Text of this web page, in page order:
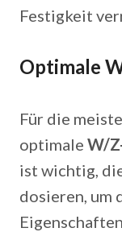
Festigkeit
Optimale
Für die
optimale W/
ist wichtig,
dosieren, um